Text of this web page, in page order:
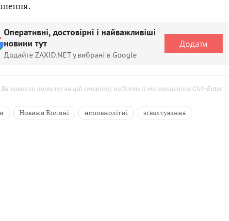
Оперативні, достовірні і найважливіші
новини тут
Додайте ZAXID.NET у вибрані в Google
Додати
виявили помилку на цій сторінці, виділіть її та натисніть Ctrl+Enter
Новини Волині неповнолітні зґвалтування